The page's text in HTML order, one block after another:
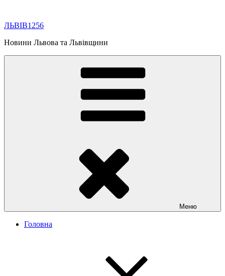
вмісту
ЛЬВІВ1256
Новини Львова та Львівщини
Меню
Головна